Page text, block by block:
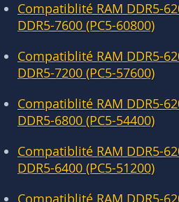
Compatiblité RAM DDR5-
DDR5-7600 (PC5-60800)
Compatiblité RAM DDR5-
DDR5-7200 (PC5-57600)
Compatiblité RAM DDR5-
DDR5-6800 (PC5-54400)
Compatiblité RAM DDR5-
DDR5-6400 (PC5-51200)